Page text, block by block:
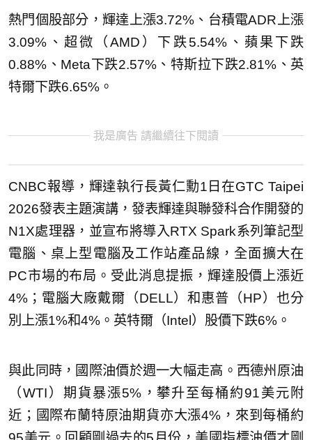
熱門個股部分，輝達上漲3.72%、台積電ADR上漲
3.09%、超微（AMD）下跌5.54%、蘋果下跌
0.88%、Meta下跌2.57%、特斯拉下跌2.81%、英
特爾下跌6.65%。
我是廣告 請繼續往下閱讀
CNBC報導，輝達執行長黃仁勳1日在GTC Taipei
2026發表主題演講，發表輝達與聯發科合作開發的
N1X處理器，並宣布將導入RTX Spark系列筆記型
電腦、桌上型電腦及工作站產品線，全面擴大在
PC市場的布局。受此消息提振，輝達股價上漲近
4%；電腦大廠戴爾（DELL）和惠普（HP）也分
別上漲1%和4%。英特爾（Intel）股價下跌6%。
與此同時，國際油價於週一大幅走高。西德州原油
（WTI）期貨暴漲5%，攀升至每桶約91美元附
近；國際布蘭特原油期貨亦大漲4%，來到每桶約